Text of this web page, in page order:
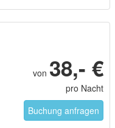
von 38,- €
pro Nacht
Buchung anfragen